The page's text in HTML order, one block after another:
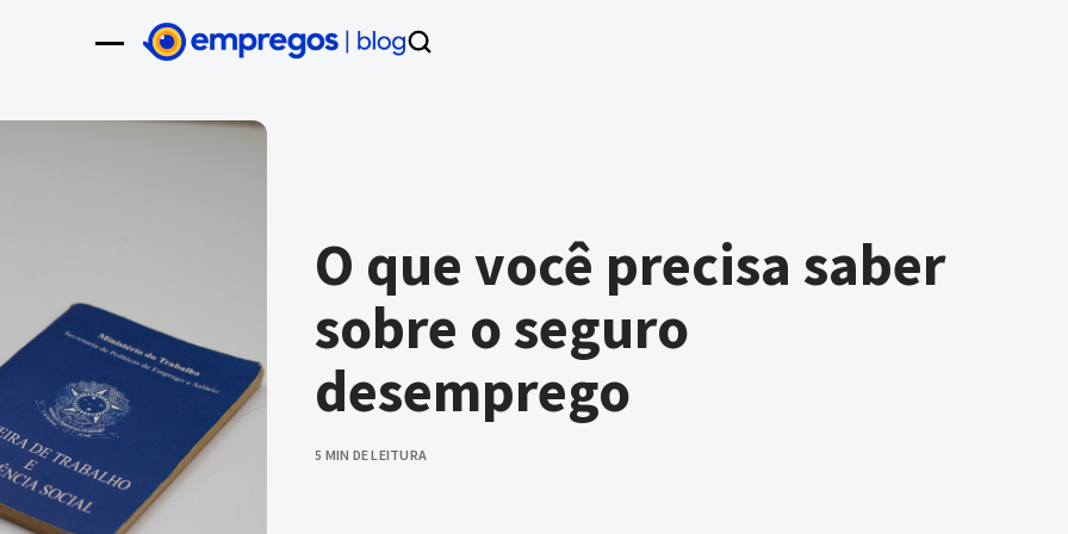
O que você precisa saber
sobre o seguro
desemprego
5 MIN DE LEITURA